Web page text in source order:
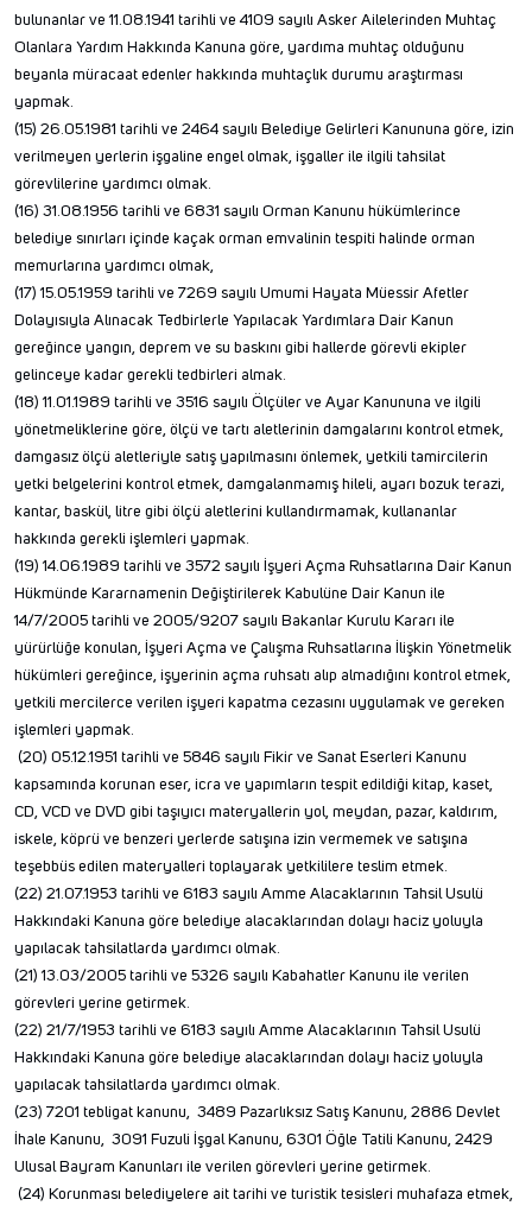
bulunanlar ve 11.08.1941 tarihli ve 4109 sayılı Asker Ailelerinden Muhtaç
Olanlara Yardım Hakkında Kanuna göre, yardıma muhtaç olduğunu
beyanla müracaat edenler hakkında muhtaçlık durumu araştırması
yapmak.
(15) 26.05.1981 tarihli ve 2464 sayılı Belediye Gelirleri Kanununa göre, izin
verilmeyen yerlerin işgaline engel olmak, işgaller ile ilgili tahsilat
görevlilerine yardımcı olmak.
(16) 31.08.1956 tarihli ve 6831 sayılı Orman Kanunu hükümlerince
belediye sınırları içinde kaçak orman emvalinin tespiti halinde orman
memurlarına yardımcı olmak,
(17) 15.05.1959 tarihli ve 7269 sayılı Umumi Hayata Müessir Afetler
Dolayısıyla Alınacak Tedbirlerle Yapılacak Yardımlara Dair Kanun
gereğince yangın, deprem ve su baskını gibi hallerde görevli ekipler
gelinceye kadar gerekli tedbirleri almak.
(18) 11.01.1989 tarihli ve 3516 sayılı Ölçüler ve Ayar Kanununa ve ilgili
yönetmeliklerine göre, ölçü ve tartı aletlerinin damgalarını kontrol etmek,
damgasız ölçü aletleriyle satış yapılmasını önlemek, yetkili tamircilerin
yetki belgelerini kontrol etmek, damgalanmamış hileli, ayarı bozuk terazi,
kantar, baskül, litre gibi ölçü aletlerini kullandırmamak, kullananlar
hakkında gerekli işlemleri yapmak.
(19) 14.06.1989 tarihli ve 3572 sayılı İşyeri Açma Ruhsatlarına Dair Kanun
Hükmünde Kararnamenin Değiştirilerek Kabulüne Dair Kanun ile
14/7/2005 tarihli ve 2005/9207 sayılı Bakanlar Kurulu Kararı ile
yürürlüğe konulan, İşyeri Açma ve Çalışma Ruhsatlarına İlişkin Yönetmelik
hükümleri gereğince, işyerinin açma ruhsatı alıp almadığını kontrol etmek,
yetkili mercilerce verilen işyeri kapatma cezasını uygulamak ve gereken
işlemleri yapmak.
(20) 05.12.1951 tarihli ve 5846 sayılı Fikir ve Sanat Eserleri Kanunu
kapsamında korunan eser, icra ve yapımların tespit edildiği kitap, kaset,
CD, VCD ve DVD gibi taşıyıcı materyallerin yol, meydan, pazar, kaldırım,
iskele, köprü ve benzeri yerlerde satışına izin vermemek ve satışına
teşebbüs edilen materyalleri toplayarak yetkililere teslim etmek.
(22) 21.07.1953 tarihli ve 6183 sayılı Amme Alacaklarının Tahsil Usulü
Hakkındaki Kanuna göre belediye alacaklarından dolayı haciz yoluyla
yapılacak tahsilatlarda yardımcı olmak.
(21) 13.03/2005 tarihli ve 5326 sayılı Kabahatler Kanunu ile verilen
görevleri yerine getirmek.
(22) 21/7/1953 tarihli ve 6183 sayılı Amme Alacaklarının Tahsil Usulü
Hakkındaki Kanuna göre belediye alacaklarından dolayı haciz yoluyla
yapılacak tahsilatlarda yardımcı olmak.
(23) 7201 tebligat kanunu, 3489 Pazarlıksız Satış Kanunu, 2886 Devlet
İhale Kanunu, 3091 Fuzuli İşgal Kanunu, 6301 Öğle Tatili Kanunu, 2429
Ulusal Bayram Kanunları ile verilen görevleri yerine getirmek.
(24) Korunması belediyelere ait tarihi ve turistik tesisleri muhafaza etmek,